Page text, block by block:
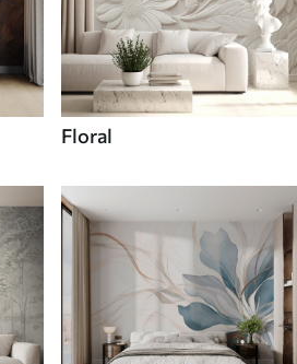
Floral